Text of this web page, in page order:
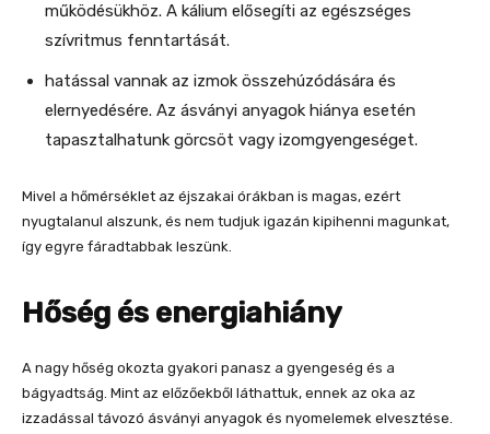
működésükhöz. A kálium elősegíti az egészséges
szívritmus fenntartását.
hatással vannak az izmok összehúzódására és
elernyedésére. Az ásványi anyagok hiánya esetén
tapasztalhatunk görcsöt vagy izomgyengeséget.
Mivel a hőmérséklet az éjszakai órákban is magas, ezért
nyugtalanul alszunk, és nem tudjuk igazán kipihenni magunkat,
így egyre fáradtabbak leszünk.
Hőség és energiahiány
A nagy hőség okozta gyakori panasz a gyengeség és a
bágyadtság. Mint az előzőekből láthattuk, ennek az oka az
izzadással távozó ásványi anyagok és nyomelemek elvesztése.